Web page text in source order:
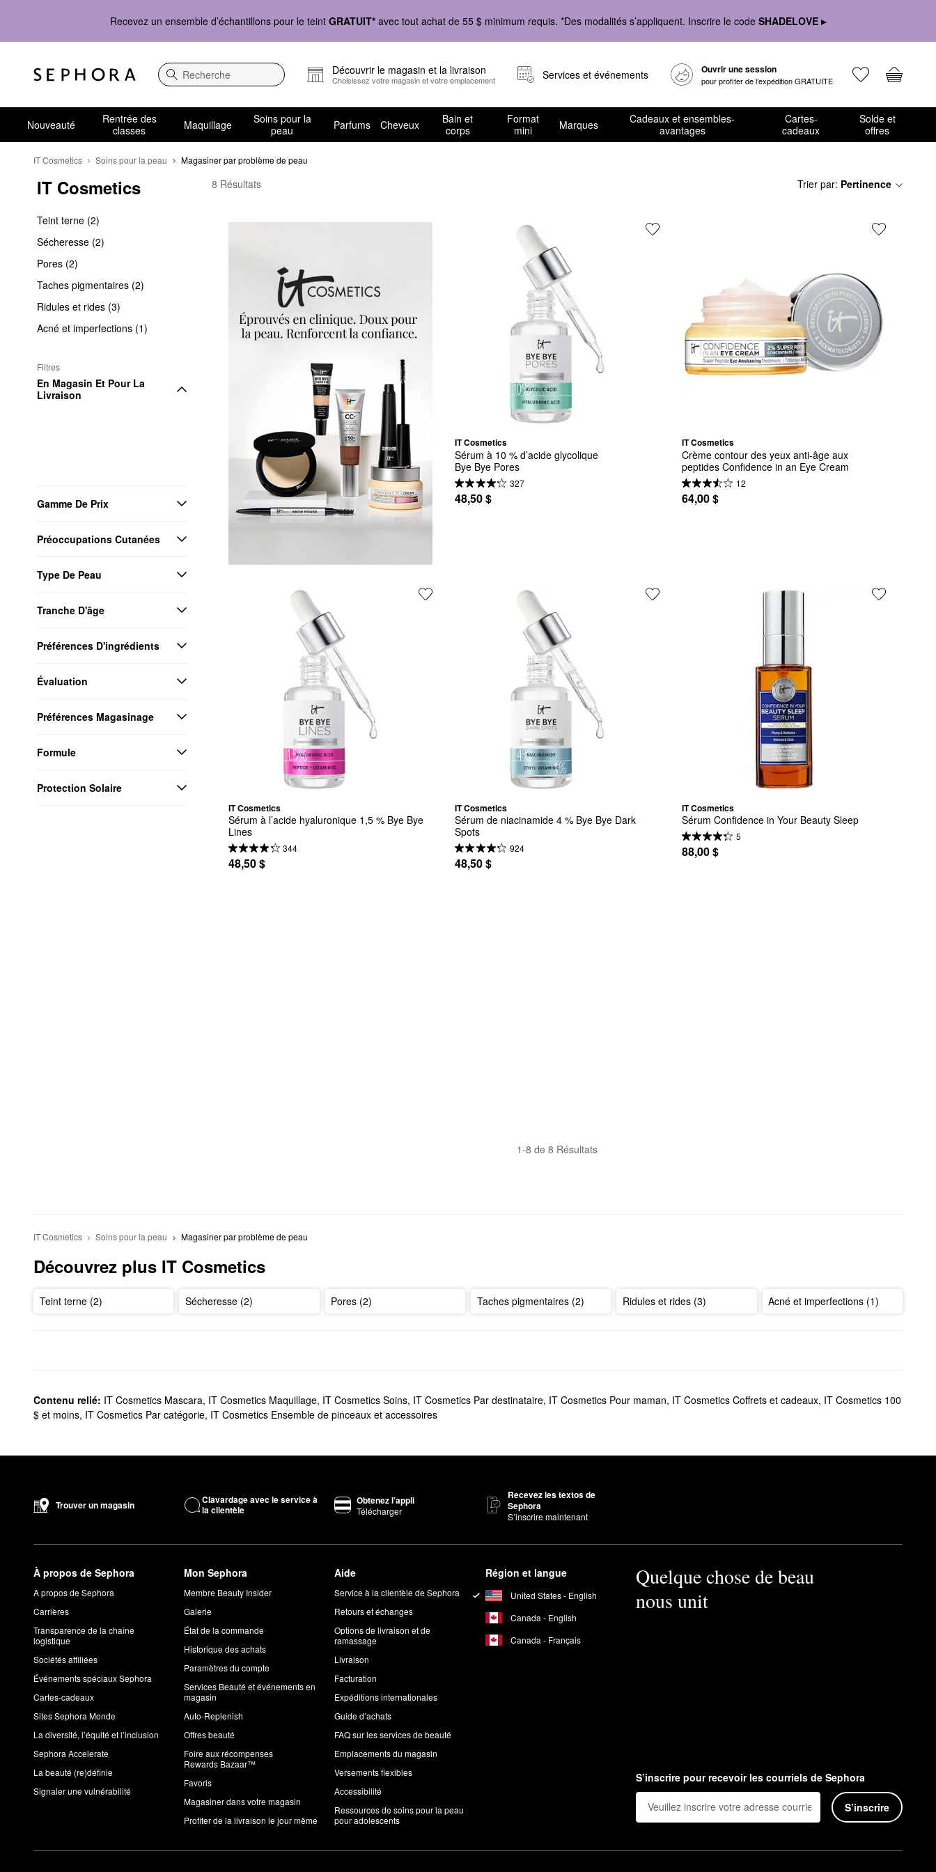
Recevez un ensemble d’échantillons pour le teint GRATUIT* avec tout achat de 55 $ minimum requis. *Des modalités s’appliquent. Inscrire le code SHADELOVE ▸
Recherche
Découvrir le magasin et la livraison
Choisissez votre magasin et votre emplacement Services et événements Ouvrir une session
pour profiter de l’expédition GRATUITE
Nouveauté
Rentrée des
classes
Maquillage
Soins pour la
peau
Parfums Cheveux
Bain et
corps
Format
mini
Marques
Cadeaux et ensembles-
avantages
Cartes-
cadeaux
Solde et
offres
IT Cosmetics Soins pour la peau Magasiner par problème de peau
IT Cosmetics
Teint terne (2)
Sécheresse (2)
Pores (2)
Taches pigmentaires (2)
Ridules et rides (3)
Acné et imperfections (1)
Filtres
En Magasin Et Pour La
Livraison
Gamme De Prix
Préoccupations Cutanées
Type De Peau
Tranche D'âge
Préférences D'ingrédients
Évaluation
Préférences Magasinage
Formule
Protection Solaire
IT Cosmetics Magasiner par problème de peau
8 Résultats Trier par: Pertinence
IT Cosmetics
Sérum à 10 % d’acide glycolique
Bye Bye Pores
327
48,50 $
IT Cosmetics
Crème contour des yeux anti-âge aux
peptides Confidence in an Eye Cream
12
64,00 $
IT Cosmetics
Sérum à l’acide hyaluronique 1,5 % Bye Bye
Lines
344
48,50 $
IT Cosmetics
Sérum de niacinamide 4 % Bye Bye Dark
Spots
924
48,50 $
IT Cosmetics
Sérum Confidence in Your Beauty Sleep
5
88,00 $
1-8 de 8 Résultats
IT Cosmetics Soins pour la peau Magasiner par problème de peau
Découvrez plus IT Cosmetics
Teint terne (2) Sécheresse (2) Pores (2) Taches pigmentaires (2) Ridules et rides (3) Acné et imperfections (1)
Contenu relié: IT Cosmetics Mascara, IT Cosmetics Maquillage, IT Cosmetics Soins, IT Cosmetics Par destinataire, IT Cosmetics Pour maman, IT Cosmetics Coffrets et cadeaux, IT Cosmetics 100
$ et moins, IT Cosmetics Par catégorie, IT Cosmetics Ensemble de pinceaux et accessoires
Trouver un magasin
Clavardage avec le service à
la clientèle
Obtenez l’appli
Télécharger
Recevez les textos de
Sephora
S’inscrire maintenant
À propos de Sephora
À propos de Sephora
Carrières
Transparence de la chaîne
logistique
Sociétés affiliées
Événements spéciaux Sephora
Cartes-cadeaux
Sites Sephora Monde
La diversité, l’équité et l’inclusion
Sephora Accelerate
La beauté (re)définie
Signaler une vulnérabilité
Mon Sephora
Membre Beauty Insider
Galerie
État de la commande
Historique des achats
Paramètres du compte
Services Beauté et événements en
magasin
Auto-Replenish
Offres beauté
Foire aux récompenses
Rewards Bazaar™
Favoris
Magasiner dans votre magasin
Profiter de la livraison le jour même
Aide
Service à la clientèle de Sephora
Retours et échanges
Options de livraison et de
ramassage
Livraison
Facturation
Expéditions internationales
Guide d’achats
FAQ sur les services de beauté
Emplacements du magasin
Versements flexibles
Accessibilité
Ressources de soins pour la peau
pour adolescents
Région et langue
United States - English
Canada - English
Canada - Français
Quelque chose de beau
nous unit
S’inscrire pour recevoir les courriels de Sephora
S’inscrire